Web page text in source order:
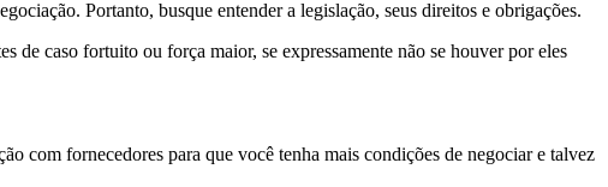
Portanto, busque entender a legislação, seus direitos e obrigações.
de caso fortuito ou força maior, se expressamente não se houver por eles
com fornecedores para que você tenha mais condições de negociar e talvez